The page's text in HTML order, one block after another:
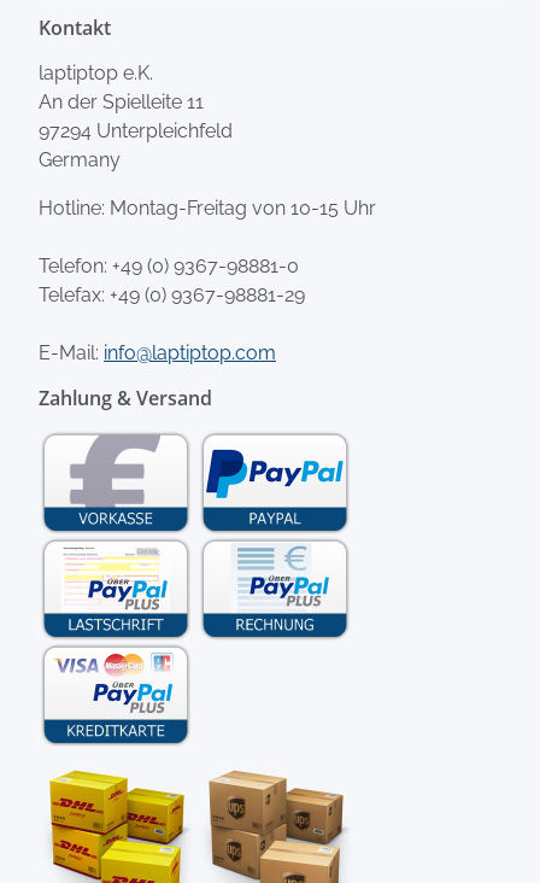
Kontakt
laptiptop e.K.
An der Spielleite 11
97294 Unterpleichfeld
Germany
Hotline: Montag-Freitag von 10-15 Uhr
Telefon: +49 (0) 9367-98881-0
Telefax: +49 (0) 9367-98881-29
E-Mail: info@laptiptop.com
Zahlung & Versand